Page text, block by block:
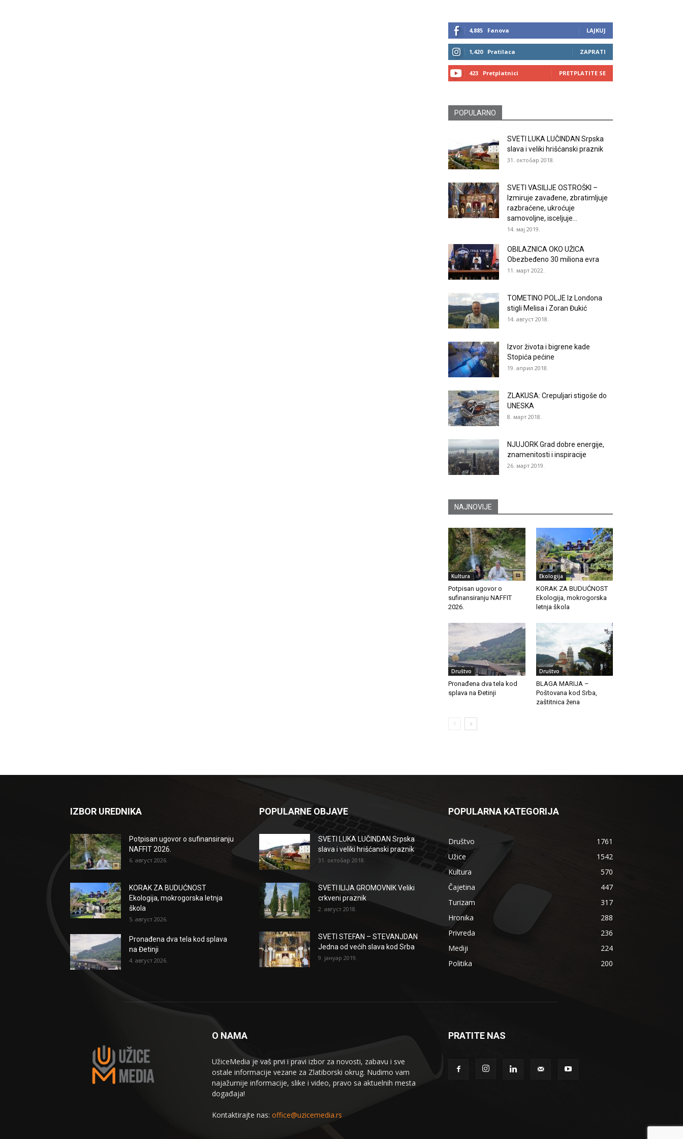
4,885 Fanova LAJKUJ
1,420 Pratilaca ZAPRATI
423 Pretplatnici PRETPLATITE SE
POPULARNO
SVETI LUKA LUČINDAN Srpska
slava i veliki hrišćanski praznik
31. октобар 2018.
SVETI VASILIJE OSTROŠKI –
Izmiruje zavađene, zbratimljuje
razbraćene, ukroćuje
samovoljne, isceljuje...
14. мај 2019.
OBILAZNICA OKO UŽICA
Obezbeđeno 30 miliona evra
11. март 2022.
TOMETINO POLJE Iz Londona
stigli Melisa i Zoran Đukić
14. август 2018.
Izvor života i bigrene kade
Stopića pećine
19. април 2018.
ZLAKUSA: Crepuljari stigoše do
UNESKA
8. март 2018.
NJUJORK Grad dobre energije,
znamenitosti i inspiracije
26. март 2019.
NAJNOVIJE
Kultura
Potpisan ugovor o
sufinansiranju NAFFIT
2026.
Ekologija
KORAK ZA BUDUĆNOST
Ekologija, mokrogorska
letnja škola
Društvo
Pronađena dva tela kod
splava na Đetinji
Društvo
BLAGA MARIJA –
Poštovana kod Srba,
zaštitnica žena
IZBOR UREDNIKA
Potpisan ugovor o sufinansiranju
NAFFIT 2026.
6. август 2026.
KORAK ZA BUDUĆNOST
Ekologija, mokrogorska letnja
škola
5. август 2026.
Pronađena dva tela kod splava
na Đetinji
4. август 2026.
POPULARNE OBJAVE
SVETI LUKA LUČINDAN Srpska
slava i veliki hrišćanski praznik
31. октобар 2018.
SVETI ILIJA GROMOVNIK Veliki
crkveni praznik
2. август 2018.
SVETI STEFAN – STEVANJDAN
Jedna od većih slava kod Srba
9. јануар 2019.
POPULARNA KATEGORIJA
Društvo
1761
Užice
1542
Kultura
570
Čajetina
447
Turizam
317
Hronika
288
Privreda
236
Mediji
224
Politika
200
O NAMA
UžiceMedia je vaš prvi i pravi izbor za novosti, zabavu i sve
ostale informacije vezane za Zlatiborski okrug. Nudimo vam
najažurnije informacije, slike i video, pravo sa aktuelnih mesta
događaja!
Kontaktirajte nas: office@uzicemedia.rs
PRATITE NAS